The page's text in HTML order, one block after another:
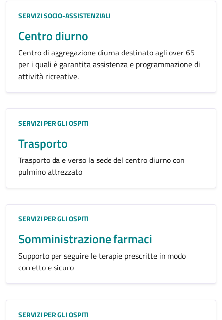
Categoria:
SERVIZI SOCIO-ASSISTENZIALI
Centro diurno
Centro di aggregazione diurna destinato agli over 65
per i quali è garantita assistenza e programmazione di
attività ricreative.
Categoria:
SERVIZI PER GLI OSPITI
Trasporto
Trasporto da e verso la sede del centro diurno con
pulmino attrezzato
Categoria:
SERVIZI PER GLI OSPITI
Somministrazione farmaci
Supporto per seguire le terapie prescritte in modo
corretto e sicuro
Categoria:
SERVIZI PER GLI OSPITI